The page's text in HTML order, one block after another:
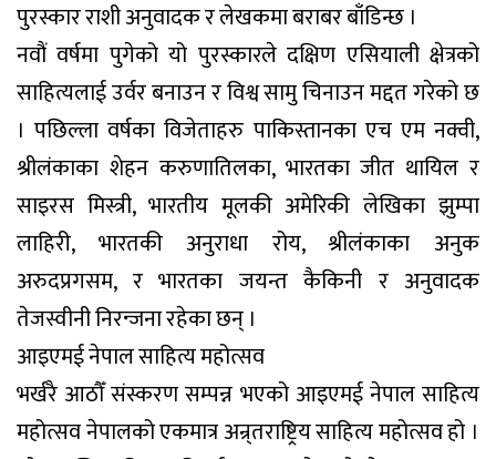
पुरस्कार राशी अनुवादक र लेखकमा बराबर बाँडिन्छ ।
नवौं वर्षमा पुगेको यो पुरस्कारले दक्षिण एसियाली क्षेत्रको
साहित्यलाई उर्वर बनाउन र विश्व सामु चिनाउन मद्दत गरेको छ
। पछिल्ला वर्षका विजेताहरु पाकिस्तानका एच एम नक्वी,
श्रीलंकाका शेहन करुणातिलका, भारतका जीत थायिल र
साइरस मिस्त्री, भारतीय मूलकी अमेरिकी लेखिका झुम्पा
लाहिरी, भारतकी अनुराधा रोय, श्रीलंकाका अनुक
अरुदप्रगसम, र भारतका जयन्त कैकिनी र अनुवादक
तेजस्वीनी निरन्जना रहेका छन् ।
आइएमई नेपाल साहित्य महोत्सव
भर्खरै आठौँ संस्करण सम्पन्न भएको आइएमई नेपाल साहित्य
महोत्सव नेपालको एकमात्र अन्र्तराष्ट्रिय साहित्य महोत्सव हो ।